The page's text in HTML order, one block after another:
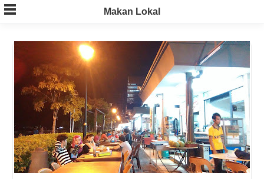
Skip
to
Makan Lokal